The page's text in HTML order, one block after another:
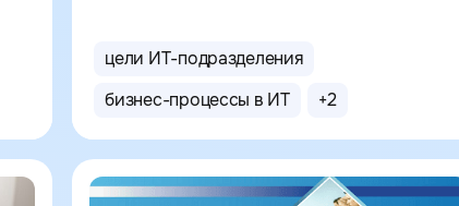
цели ИТ-подразделения
бизнес-процессы в ИТ
+2